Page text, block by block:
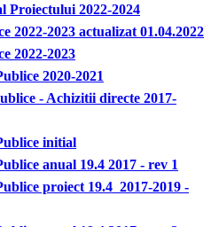
Proiectului 2022-2024
2022-2023 actualizat 01.04.2022
2022-2023
2020-2021
- Achizitii directe 2017-
initial
anual 19.4 2017 - rev 1
proiect 19.4 2017-2019 -